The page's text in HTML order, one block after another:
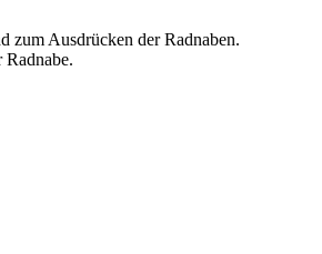
zum Ausdrücken der Radnaben.
Radnabe.